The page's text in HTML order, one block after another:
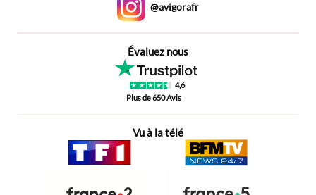
@avigorafr
Évaluez nous
4,6
Plus de 650 Avis
Vu à la télé